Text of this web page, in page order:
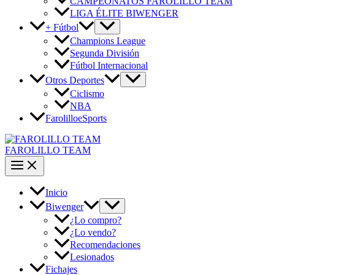
LIGA ÉLITE BIWENGER
+ Fútbol
Champions League
Segunda División
Fútbol Internacional
Otros Deportes
Ciclismo
NBA
FarolilloeSports
FAROLILLO TEAM
Inicio
Biwenger
¿Lo compro?
¿Lo vendo?
Recomendaciones
Lesionados
Fichajes